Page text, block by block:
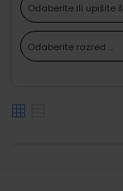
Odaberite ili upišite
Odaberite razred ...